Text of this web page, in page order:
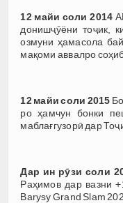
12 майи соли 2014
донишҷӯёни тоҷик,
озмуни ҳамасола
мақоми аввалро
12 майи соли 2015
ро ҳамчун бонки
маблағгузорӣ дар
Дар ин рӯзи соли
Раҳимов дар вазни
Barysy Grand Slam